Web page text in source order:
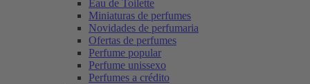
Eau de Toilette
Miniaturas de perfumes
Novidades de perfumaria
Ofertas de perfumes
Perfume popular
Perfume unissexo
Perfumes a crédito